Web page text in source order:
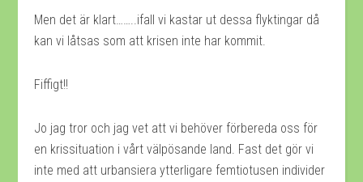
Men det är klart……..ifall vi kastar ut dessa flyktingar då
kan vi låtsas som att krisen inte har kommit.
Fiffigt!!
Jo jag tror och jag vet att vi behöver förbereda oss för
en krissituation i vårt välpösande land. Fast det gör vi
inte med att urbansiera ytterligare femtiotusen individer